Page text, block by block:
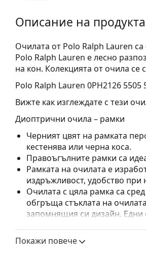
Описание на продукта
Очилата от Polo Ralph Lauren
Polo Ralph Lauren е лесно
на кон. Колекцията от очила се
Polo Ralph Lauren 0PH2126 5505
Вижте как изглеждате с тези
Диоптрични очила – рамки
Черният цвят на рамката
кестенява или черна коса.
Правоъгълните рамки са
Рамката на очилата е
издръжливост, удобство
Очилата с цяла рамка са
обгръща стъклата на
запомнящия си дизайн. Едни
Покажи повече